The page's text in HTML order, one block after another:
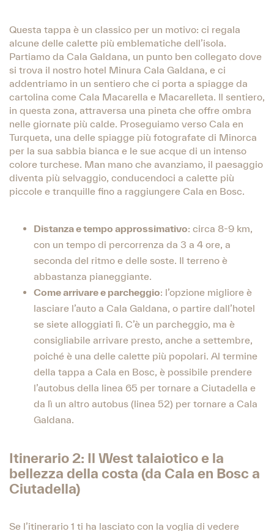
Questa tappa è un classico per un motivo: ci regala
alcune delle calette più emblematiche dell’isola.
Partiamo da Cala Galdana, un punto ben collegato dove
si trova il nostro hotel Minura Cala Galdana, e ci
addentriamo in un sentiero che ci porta a spiagge da
cartolina come Cala Macarella e Macarelleta. Il sentiero,
in questa zona, attraversa una pineta che offre ombra
nelle giornate più calde. Proseguiamo verso Cala en
Turqueta, una delle spiagge più fotografate di Minorca
per la sua sabbia bianca e le sue acque di un intenso
colore turchese. Man mano che avanziamo, il paesaggio
diventa più selvaggio, conducendoci a calette più
piccole e tranquille fino a raggiungere Cala en Bosc.
Distanza e tempo approssimativo: circa 8-9 km,
con un tempo di percorrenza da 3 a 4 ore, a
seconda del ritmo e delle soste. Il terreno è
abbastanza pianeggiante.
Come arrivare e parcheggio: l’opzione migliore è
lasciare l’auto a Cala Galdana, o partire dall’hotel
se siete alloggiati lì. C’è un parcheggio, ma è
consigliabile arrivare presto, anche a settembre,
poiché è una delle calette più popolari. Al termine
della tappa a Cala en Bosc, è possibile prendere
l’autobus della linea 65 per tornare a Ciutadella e
da lì un altro autobus (linea 52) per tornare a Cala
Galdana.
Itinerario 2: Il West talaiotico e la
bellezza della costa (da Cala en Bosc a
Ciutadella)
Se l’itinerario 1 ti ha lasciato con la voglia di vedere